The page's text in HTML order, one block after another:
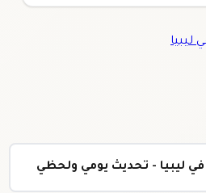
ليبيا
ليبيا - تحديث يومي ولحظي